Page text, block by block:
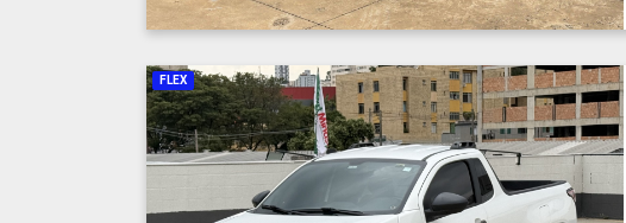
FLEX